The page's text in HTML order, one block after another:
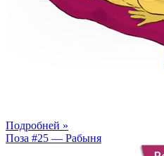
Подробней »
Поза #25 — Рабыня